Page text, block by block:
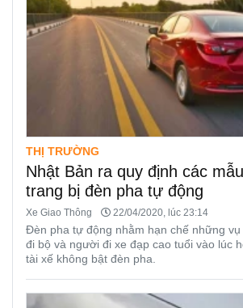
THỊ TRƯỜNG
Nhật Bản ra quy định các
trang bị đèn pha tự động
Xe Giao Thông 22/04/2020, lúc 23:14
Đèn pha tự động nhằm hạn chế những
đi bộ và người đi xe đạp cao tuổi vào lúc
tài xế không bật đèn pha.